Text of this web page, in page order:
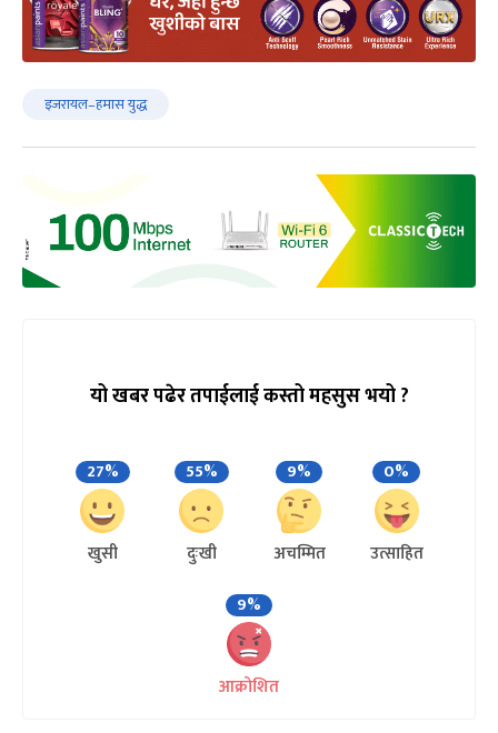
इजरायल–हमास युद्ध
यो खबर पढेर तपाईलाई कस्तो महसुस भयो ?
27%
खुसी
55%
दुःखी
9%
अचम्मित
0%
उत्साहित
9%
आक्रोशित